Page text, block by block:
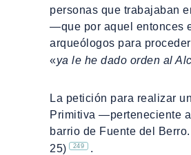
personas que trabajaban
―que por aquel entonces
arqueólogos para
«ya le he dado orden al
La petición para realizar
Primitiva ―perteneciente
barrio de Fuente del
25)
249 .